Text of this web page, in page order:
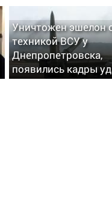
Уничтожен эшелон
техникой ВСУ у
Днепропетровска,
появились кадры